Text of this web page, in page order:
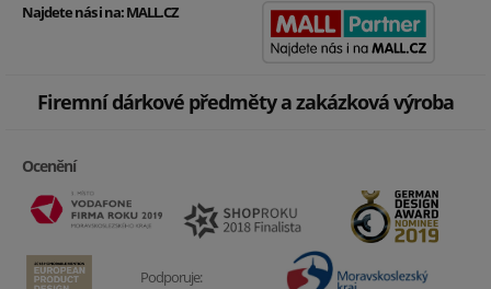
Najdete nás i na:MALL.CZ
Firemní dárkové předměty a zakázková výroba
Ocenění
Podporuje: